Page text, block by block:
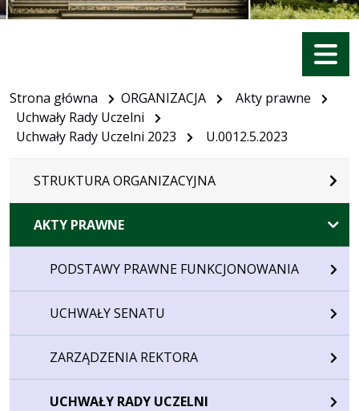
Menu
Strona główna ORGANIZACJA
Akty prawne
Uchwały Rady Uczelni
Uchwały Rady Uczelni 2023
U.0012.5.2023
STRUKTURA ORGANIZACYJNA
AKTY PRAWNE
PODSTAWY PRAWNE FUNKCJONOWANIA
UCHWAŁY SENATU
ZARZĄDZENIA REKTORA
UCHWAŁY RADY UCZELNI